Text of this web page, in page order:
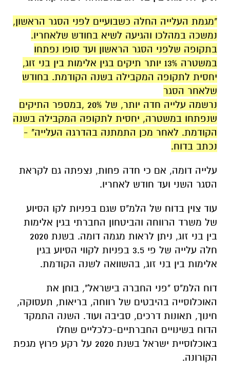
"מגמת העלייה החלה כשבועיים לפני הסגר הראשון,
נמשכה במהלכו והגיעה לשיא בחודש שלאחריו.
בתקופה שלפני הסגר הראשון ועד סופו נפתחו
במשטרה 13% יותר תיקים בגין אלימות בין בני זוג,
יחסית לתקופה המקבילה בשנה הקודמת. בחודש
שלאחר הסגר
נרשמה עלייה חדה יותר, של 20% ,במספר התיקים
שנפתחו במשטרה, יחסית לתקופה המקבילה בשנה
הקודמת. לאחר מכן התמתנה בהדרגה העלייה" -
נכתב בדוח.
עלייה דומה, אם כי חדה פחות, נצפתה גם לקראת
הסגר השני ועד חודש לאחריו.
עוד צוין בדוח של הלמ"ס שגם בפניות לקו הסיוע
של משרד הרווחה והביטחון החברתי בגין אלימות
בין בני זוג, ניתן לראות מגמה דומה. בשנת 2020
חלה עלייה של פי 3.5 בפניות לקווי הסיוע בגין
אלימות בין בני זוג, בהשוואה לשנה הקודמת.
דוח הלמ"ס "פני החברה בישראל", בוחן את
האוכלוסייה בהיבטים של רווחה, בריאות, תעסוקה,
חינוך, תאונות דרכים, סביבה ועוד. השנה התמקד
הדוח בשינויים החברתיים-כלכליים שחלו
באוכלוסיית ישראל בשנת 2020 על רקע פרוץ מגפת
הקורונה.